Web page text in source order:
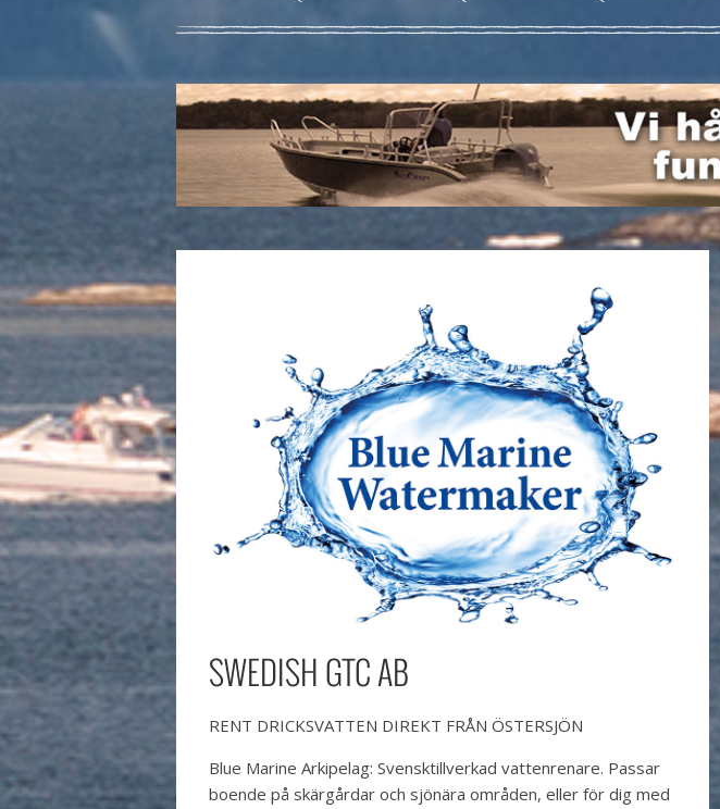
SWEDISH GTC AB
RENT DRICKSVATTEN DIREKT FRÅN ÖSTERSJÖN
Blue Marine Arkipelag: Svensktillverkad vattenrenare. Passar
boende på skärgårdar och sjönära områden, eller för dig med